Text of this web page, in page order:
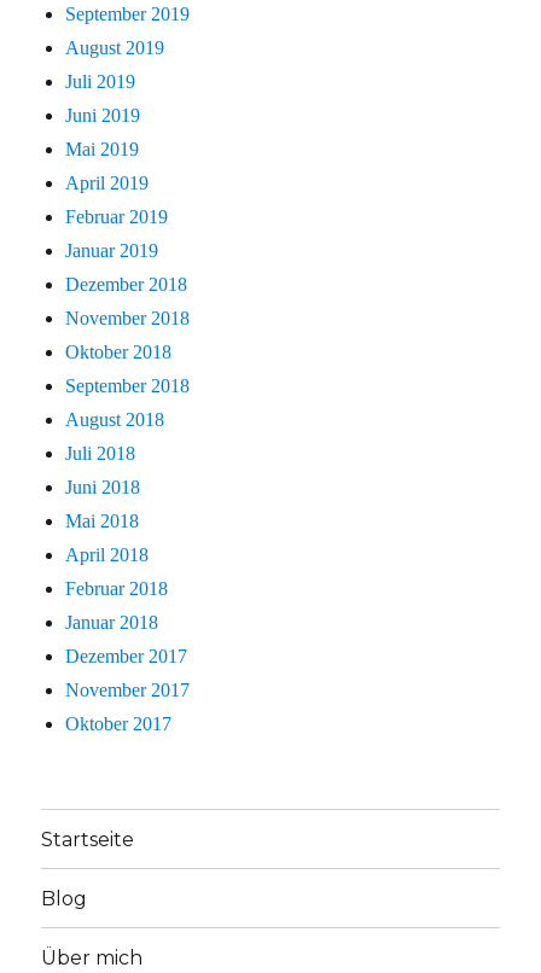
September 2019
August 2019
Juli 2019
Juni 2019
Mai 2019
April 2019
Februar 2019
Januar 2019
Dezember 2018
November 2018
Oktober 2018
September 2018
August 2018
Juli 2018
Juni 2018
Mai 2018
April 2018
Februar 2018
Januar 2018
Dezember 2017
November 2017
Oktober 2017
Startseite
Blog
Über mich